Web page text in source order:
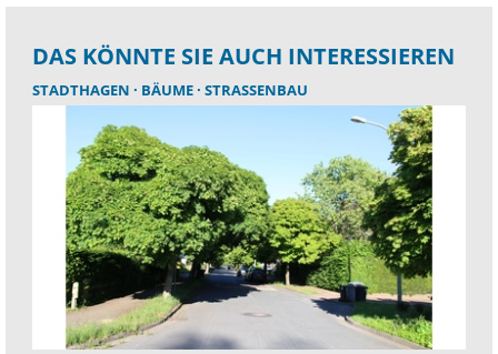
DAS KÖNNTE SIE AUCH INTERESSIEREN
STADTHAGEN BÄUME STRASSENBAU